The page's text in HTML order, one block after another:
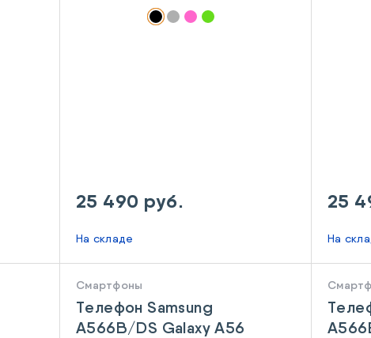
25 490 руб.
На складе
25
На
Смартфоны
Телефон Samsung
A566B/DS Galaxy A56